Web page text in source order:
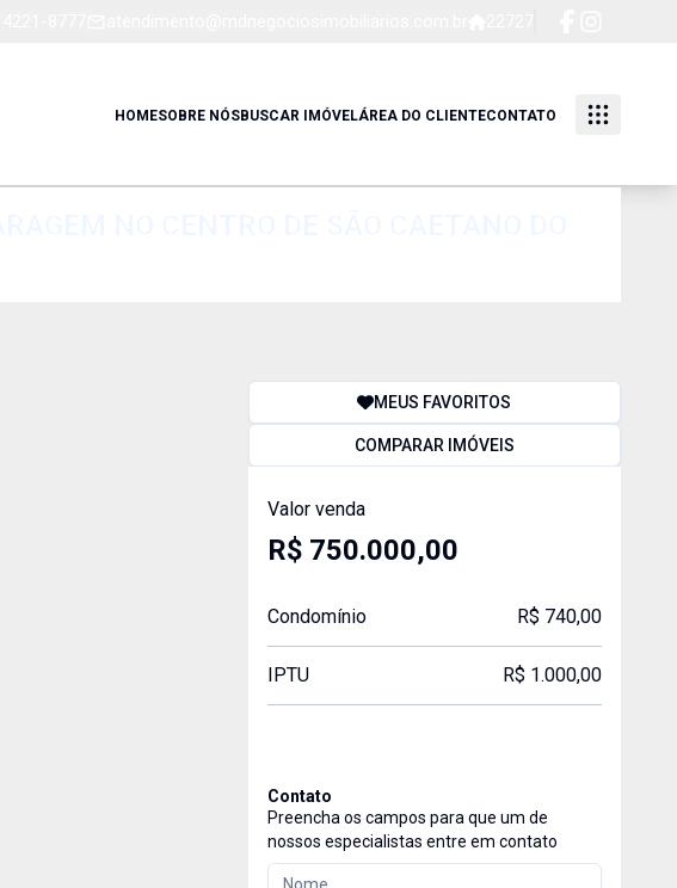
HOMESOBRE NÓSBUSCAR IMÓVELÁREA DO CLIENTECONTATO
MEUS FAVORITOS
COMPARAR IMÓVEIS
Valor venda
R$ 750.000,00
Condomínio R$ 740,00
IPTU R$ 1.000,00
Contato
Preencha os campos para que um de
nossos especialistas entre em contato